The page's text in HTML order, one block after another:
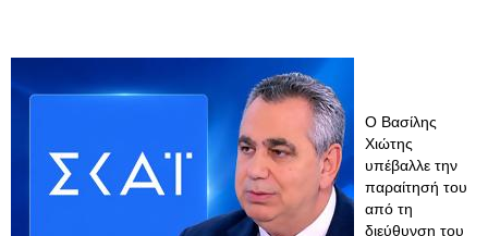
Ο Βασίλης
Χιώτης
υπέβαλλε την
παραίτησή του
από τη
διεύθυνση του